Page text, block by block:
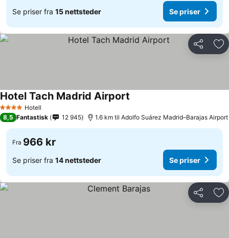
Se priser fra 15 nettsteder Se priser
Del
4 StjernerHotell
Hotel Tach Madrid Airport
8,5 Fantastisk 12 945 1.6 km til Adolfo Suárez Madrid–Barajas Airport
Fra 966 kr
Se priser fra 14 nettsteder Se priser
Del